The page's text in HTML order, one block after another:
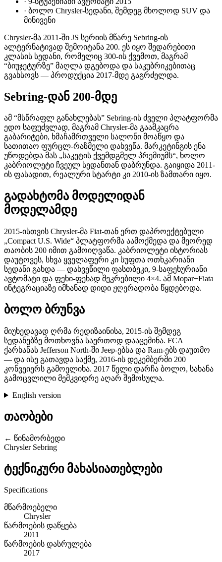
· ბოლო Chrysler-სედანი, შემდეგ მხოლოდ SUV და
მინივენი
Chrysler-მა 2011-ში JS სერიის მწარე Sebring-ის
ალტერნატივად შემოიტანა 200. ეს იყო შედარებითი
კლასის სედანი, რომელიც 300-ის ქვემოთ, მაგრამ
“ბიუჯეტურზე” მაღლა დგებოდა და საკუბრიკებითაც
გვახსოვს — პროდუქცია 2017-მდე გაგრძელდა.
Sebring-დან 200-მდე
ამ “მსწრაფლ განახლებას” Sebring-ის ძველი პლატფორმა
ედო საფუძვლად, მაგრამ Chrysler-მა გაამკაცრა
გაბარიტები, ხმაჩამრთველი სალონი მოაწყო და
სათითაო ფურცლ-რაზმელი დახვეწა. მარკეტინგის ენა
უწოდებდა მას „საკეტის ქვემდგმელ პრემიუმს“, ხოლო
კაბრიოლეტი ჩვეულ სედანთან დაბრუნდა. გაიყიდა 2011-
ის ფასადით, რეალური სტარტი კი 2010-ის ზამთარი იყო.
გადახტომა მოდელიდან
მოდელამდე
2015-ისთვის Chrysler-მა Fiat-თან ერთ დაპროექტებული
„Compact U.S. Wide“ პლატფორმა აამოქმედა და მეორედ
თაობის 200 იმით გამოიღვაწა. კაბრიოლეტი ისტორიას
დაუტოვეს, სხვა ყველაფერი კი სუფთა ოთხკარიანი
სედანი გახდა — დახვეწილი ფასთბეკი, 9-საფეხურიანი
ავტომატი და ფეხი-ფეხად შეკრებილი 4×4. ამ Mopar+Fiata
ინტეგრაციაზე იმხანად დიდი ჟღერადობა წყდებოდა.
ბოლო ბრუნვა
მიუხედავად ღრმა რედიზაინისა, 2015-ის შემდეგ
სედანებზე მოთხოვნა საერთოდ დააცემინა. FCA
ქარხანას Jefferson North-ში Jeep-ებსა და Ram-ებს დაუთმო
— და ისე გათავდა საქმე, 2016-ის დეკემბერში 200
კონვეიერს გამოელიხა. 2017 წელი დარჩა ბოლო, სახანა
გამოცვლილი მემკვიდრე აღარ შემოსულა.
English version
თაობები
← წინამორბედი
Chrysler Sebring
ტექნიკური მახასიათებლები
Specifications
მწარმოებელი
Chrysler
წარმოების დაწყება
2011
წარმოების დასრულება
2017